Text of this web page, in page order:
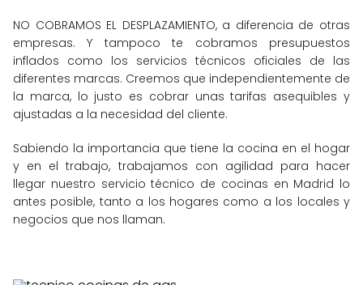
NO COBRAMOS EL DESPLAZAMIENTO, a diferencia de otras
empresas. Y tampoco te cobramos presupuestos
inflados como los servicios técnicos oficiales de las
diferentes marcas. Creemos que independientemente de
la marca, lo justo es cobrar unas tarifas asequibles y
ajustadas a la necesidad del cliente.
Sabiendo la importancia que tiene la cocina en el hogar
y en el trabajo, trabajamos con agilidad para hacer
llegar nuestro servicio técnico de cocinas en Madrid lo
antes posible, tanto a los hogares como a los locales y
negocios que nos llaman.